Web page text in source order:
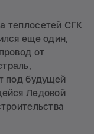
теплосетей СГК
еще один,
от
под будущей
Ледовой